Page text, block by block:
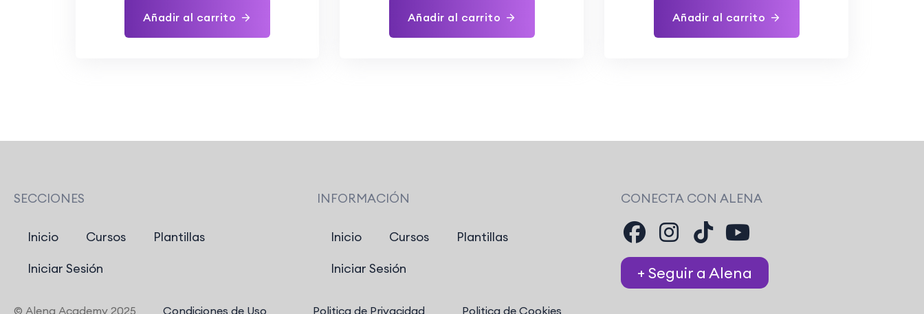
Añadir al carrito Añadir al carrito Añadir al carrito
SECCIONES
Inicio Cursos
Plantillas
Iniciar Sesión
INFORMACIÓN
Inicio Cursos
Plantillas
Iniciar Sesión
CONECTA CON ALENA
+ Seguir a Alena
© Alena Academy 2025 Condiciones de Uso Politica de Privacidad Politica de Cookies